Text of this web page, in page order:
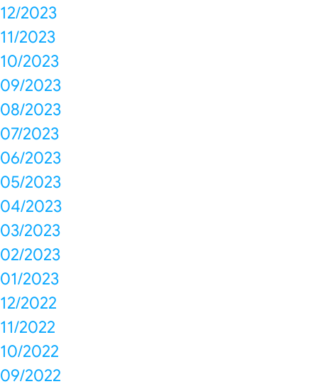
12/2023
11/2023
10/2023
09/2023
08/2023
07/2023
06/2023
05/2023
04/2023
03/2023
02/2023
01/2023
12/2022
11/2022
10/2022
09/2022